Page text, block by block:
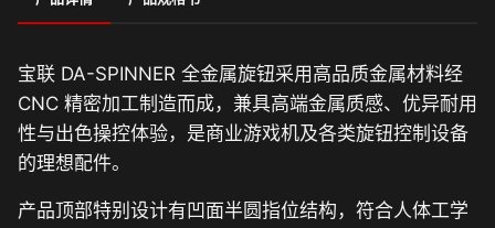
宝联 DA-SPINNER 全金属旋钮采用高品质金属材料经
CNC 精密加工制造而成，兼具高端金属质感、优异耐用
性与出色操控体验，是商业游戏机及各类旋钮控制设备
的理想配件。
产品顶部特别设计有凹面半圆指位结构，符合人体工学